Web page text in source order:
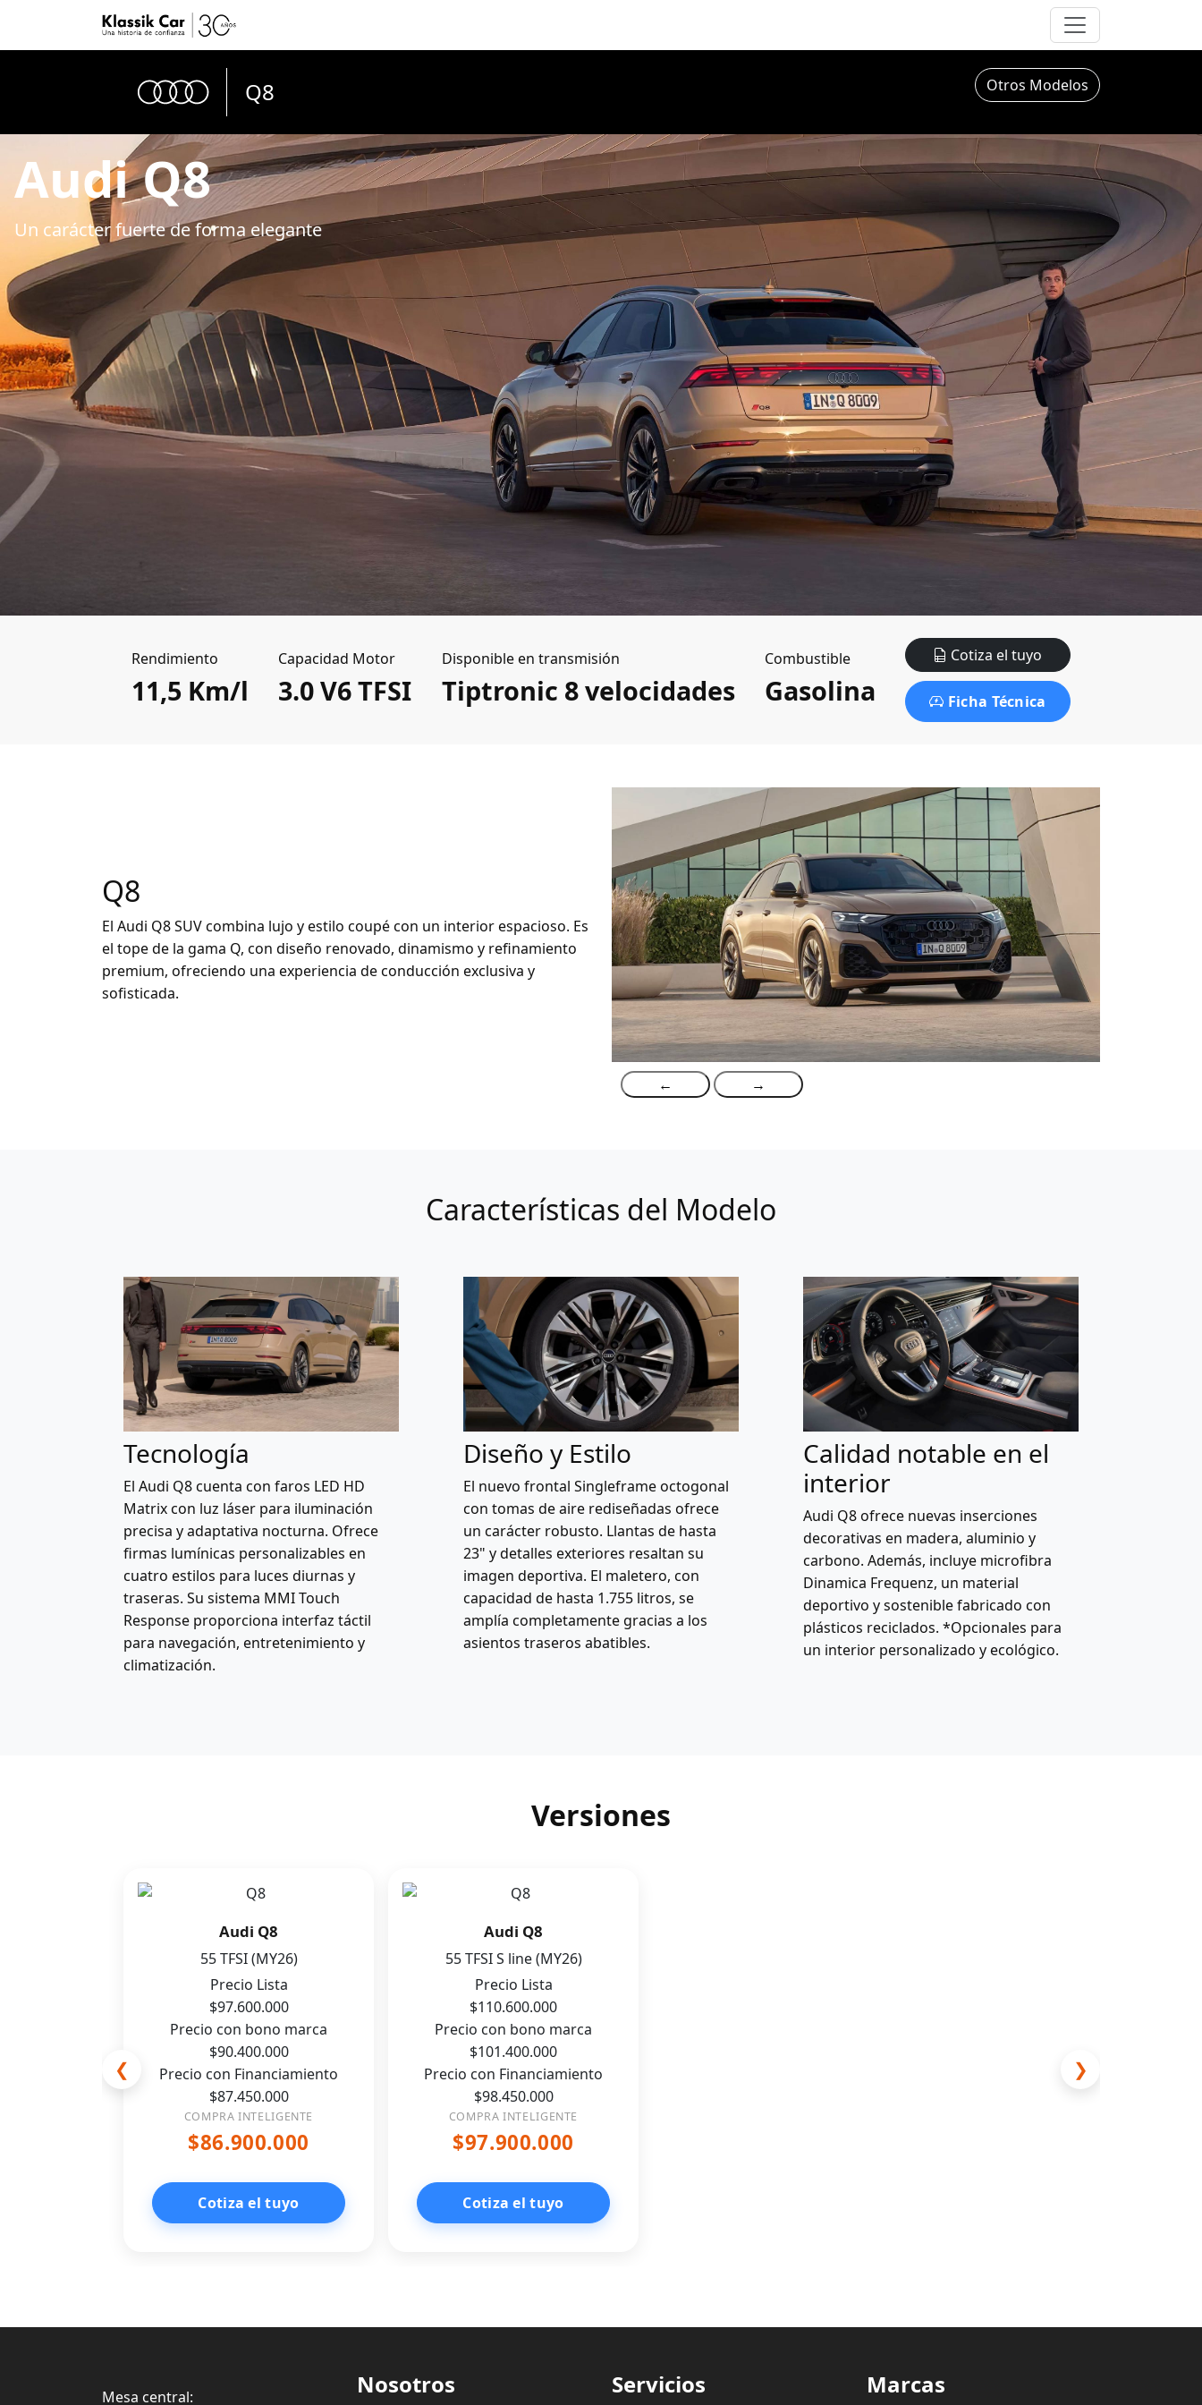
Q8 Otros Modelos
Audi Q8
Un carácter fuerte de forma elegante
Rendimiento
11,5 Km/l
Capacidad Motor
3.0 V6 TFSI
Disponible en transmisión
Tiptronic 8 velocidades
Combustible
Gasolina
Cotiza el tuyo
Ficha Técnica
Q8
El Audi Q8 SUV combina lujo y estilo coupé con un interior espacioso. Es
el tope de la gama Q, con diseño renovado, dinamismo y refinamiento
premium, ofreciendo una experiencia de conducción exclusiva y
sofisticada.
← →
Características del Modelo
Tecnología
El Audi Q8 cuenta con faros LED HD
Matrix con luz láser para iluminación
precisa y adaptativa nocturna. Ofrece
firmas lumínicas personalizables en
cuatro estilos para luces diurnas y
traseras. Su sistema MMI Touch
Response proporciona interfaz táctil
para navegación, entretenimiento y
climatización.
Diseño y Estilo
El nuevo frontal Singleframe octogonal
con tomas de aire rediseñadas ofrece
un carácter robusto. Llantas de hasta
23" y detalles exteriores resaltan su
imagen deportiva. El maletero, con
capacidad de hasta 1.755 litros, se
amplía completamente gracias a los
asientos traseros abatibles.
Calidad notable en el
interior
Audi Q8 ofrece nuevas inserciones
decorativas en madera, aluminio y
carbono. Además, incluye microfibra
Dinamica Frequenz, un material
deportivo y sostenible fabricado con
plásticos reciclados. *Opcionales para
un interior personalizado y ecológico.
Versiones
❮
Audi Q8
55 TFSI (MY26)
Precio Lista
$97.600.000
Precio con bono marca
$90.400.000
Precio con Financiamiento
$87.450.000
COMPRA INTELIGENTE
$86.900.000
Cotiza el tuyo
Audi Q8
55 TFSI S line (MY26)
Precio Lista
$110.600.000
Precio con bono marca
$101.400.000
Precio con Financiamiento
$98.450.000
COMPRA INTELIGENTE
$97.900.000
Cotiza el tuyo
❯
Mesa central: Nosotros Servicios Marcas